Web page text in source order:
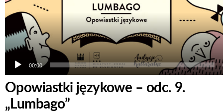
00:00
Opowiastki językowe – odc. 9.
„Lumbago”